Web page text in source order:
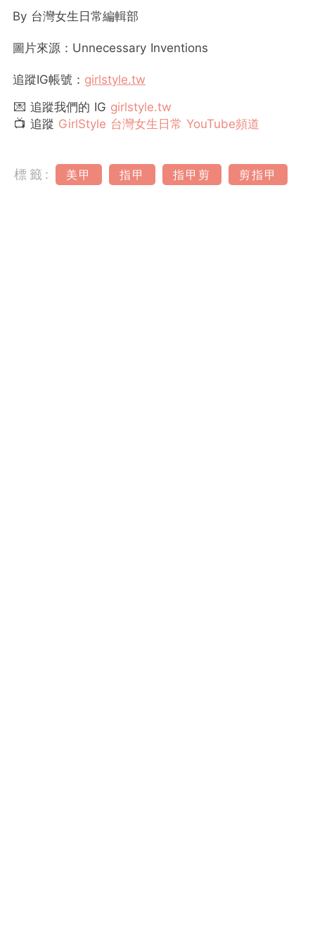
By 台灣女生日常編輯部
圖片來源：Unnecessary Inventions
追蹤IG帳號： girlstyle.tw
💌 追蹤我們的 IG girlstyle.tw
📺 追蹤 GirlStyle 台灣女生日常 YouTube頻道
標籤: 美甲 指甲 指甲剪 剪指甲